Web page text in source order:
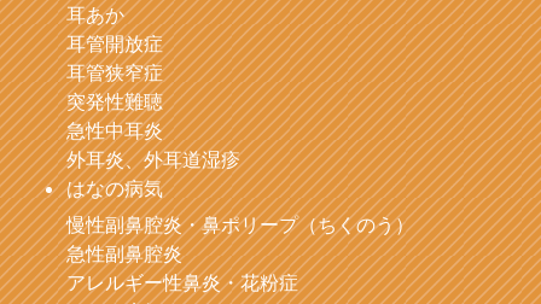
耳あか
耳管開放症
耳管狭窄症
突発性難聴
急性中耳炎
外耳炎、外耳道湿疹
はなの病気
慢性副鼻腔炎・鼻ポリープ（ちくのう）
急性副鼻腔炎
アレルギー性鼻炎・花粉症